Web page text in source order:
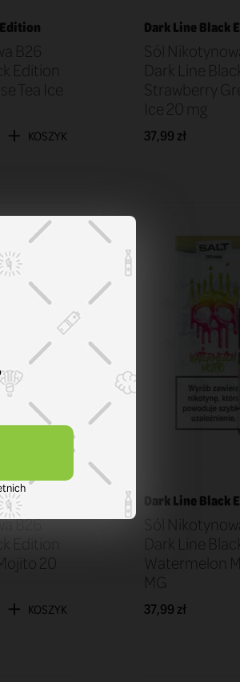
B26
Edition
Tea Ice
KOSZYK
Dark Line Black
Sól
Dark Line
Strawberry
Ice 20 mg
37,99 zł
B26
Edition
20
KOSZYK
Dark Line Black
Sól
Dark Line
Watermelon
MG
37,99 zł